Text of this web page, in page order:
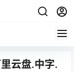
云盘.中字.